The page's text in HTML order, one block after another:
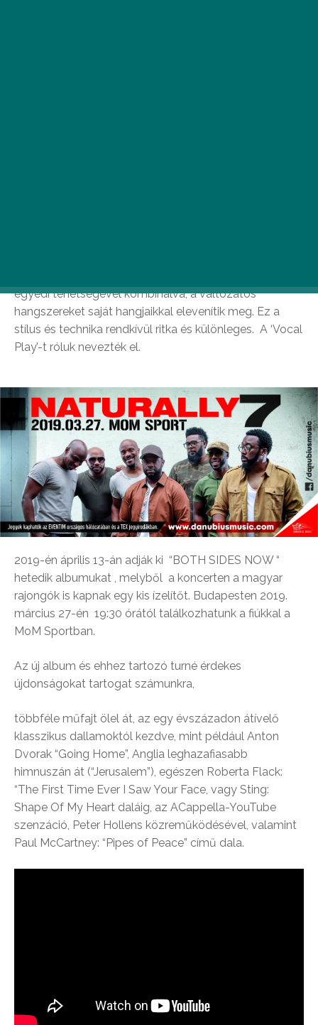
egyedi tehetségével kombinálva, a változatos
hangszereket saját hangjaikkal elevenítik meg. Ez a
stílus és technika rendkívül ritka és különleges. A ‘Vocal
Play’-t róluk nevezték el.
2019-én április 13-án adják ki “BOTH SIDES NOW “
hetedik albumukat , melyből a koncerten a magyar
rajongók is kapnak egy kis ízelítőt. Budapesten 2019.
március 27-én 19:30 órától találkozhatunk a fiúkkal a
MoM Sportban.
Az új album és ehhez tartozó turné érdekes
újdonságokat tartogat számunkra,
többféle műfajt ölel át, az egy évszázadon átívelő
klasszikus dallamoktól kezdve, mint például Anton
Dvorak “Going Home”, Anglia leghazafiasabb
himnuszán át (“Jerusalem”), egészen Roberta Flack:
“The First Time Ever I Saw Your Face, vagy Sting:
Shape Of My Heart daláig, az ACappella-YouTube
szenzáció, Peter Hollens közreműködésével, valamint
Paul McCartney: “Pipes of Peace” című dala.